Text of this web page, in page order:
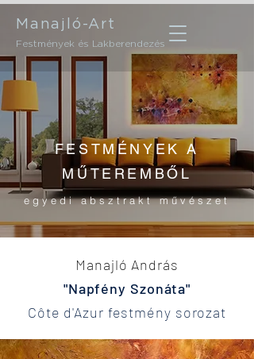
Manajló-Art
Festmények és Lakberendezés
FESTMÉNYEK A
MŰTEREMBŐL
egyedi absztrakt művészet
Manajló András
"Napfény Szonáta"
Côte d'Azur festmény sorozat